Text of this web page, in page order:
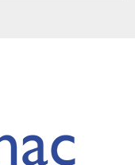
Italia